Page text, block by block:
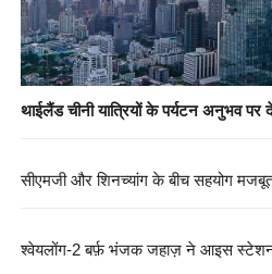
थाईलैंड चीनी यात्रियों के पर्यटन अनुभव पर
सीएमजी और शिनच्यांग के बीच सहयोग
श्वेयलोंग-2 बर्फ़ भंजक जहाज़ ने आइस स्टेशन